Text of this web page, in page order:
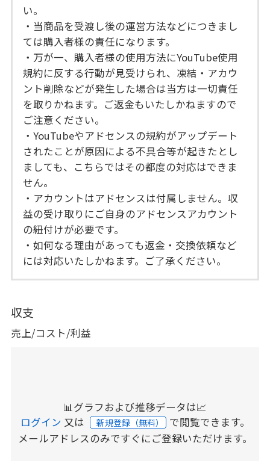
い。
・当商品を受渡し後の運営方法などにつきまし
ては購入者様の責任になります。
・万が一、購入者様の使用方法にYouTube使用
規約に反する行動が見受けられ、凍結・アカウ
ント削除などが発生した場合は当方は一切責任
を取りかねます。ご返金もいたしかねますので
ご注意ください。
・YouTubeやアドセンスの規約がアップデート
されたことが原因による不具合等が起きたとし
ましても、こちらではその都度の対応はできま
せん。
・アカウントはアドセンスは付属しません。収
益の受け取りにご自身のアドセンスアカウント
の紐付けが必要です。
・如何なる理由があっても返金・交換依頼など
には対応いたしかねます。ご了承ください。
収支
売上/コスト/利益
📊グラフおよび推移データは📈
ログイン 又は 新規登録（無料） で閲覧できます。
メールアドレスのみですぐにご登録いただけます。